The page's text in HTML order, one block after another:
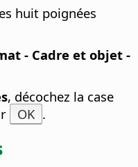
huit poignées
- Cadre et objet -
, décochez la case
OK .